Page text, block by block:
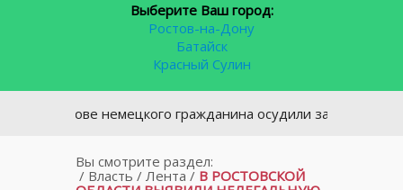
Выберите Ваш город:
Ростов-на-Дону
Батайск
Красный Сулин
немецкого гражданина осудили за обман донского
Вы смотрите раздел:
/ Власть / Лента / В РОСТОВСКОЙ